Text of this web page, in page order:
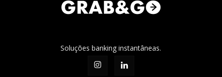
Soluções banking instantâneas.